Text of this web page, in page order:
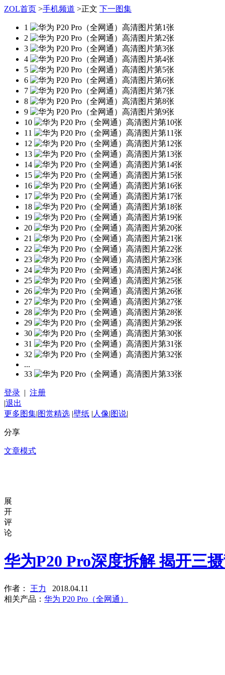
ZOL首页 >手机频道 >正文 下一图集
1
2
3
4
5
6
7
8
9
10
11
12
13
14
15
16
17
18
19
20
21
22
23
24
25
26
27
28
29
30
31
32
...
33
登录 | 注册
|退出
更多图集|图赏精选 |壁纸 | 人像|图说|
分享
文章模式
展
开
评
论
华为P20 Pro深度拆解 揭开三
作者： 王力
2018.04.11
相关产品： 华为 P20 Pro（全网通）